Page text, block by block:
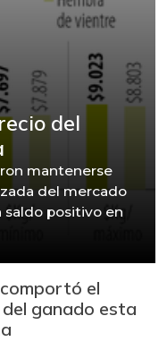
del
mantenerse
del mercado
positivo en
el
ganado esta